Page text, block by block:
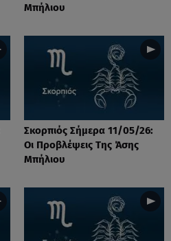
Μπήλιου
Σκορπιός Σήμερα 11/05/26:
Οι Προβλέψεις Tης Άσης
Μπήλιου